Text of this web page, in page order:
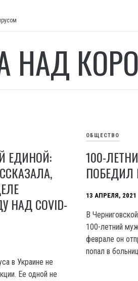
НАД
ЕДИНОЙ:
НАД COVID-
в Украине не
Ее одной не
ОБЩЕСТВО
100-
ПОБЕДИЛ
13 АПРЕЛЯ, 2021
В
100-летний
феврале он
попал в